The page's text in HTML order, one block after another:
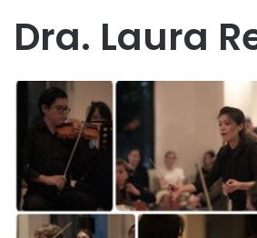
Dra. Laura